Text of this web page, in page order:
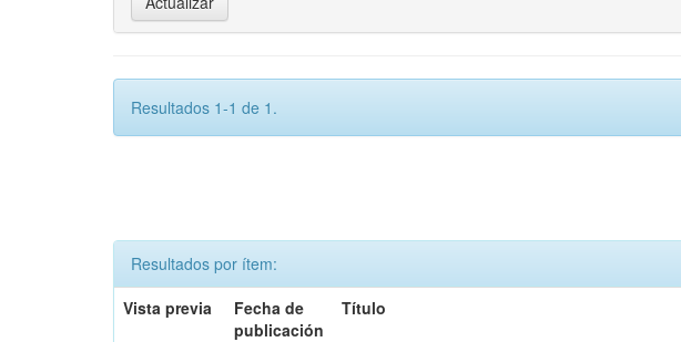
Resultados 1-1 de 1.
Resultados por ítem:
Vista previa
Fecha de
publicación
Título